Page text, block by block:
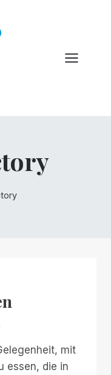
mit
essen, die in